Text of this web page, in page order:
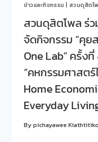
ครั้ง
ที่
430(24)
EP.4
โรงเรียน
การเรือน…
เรื่อง
ผ่าน
รสชาติ
สไตล์
ตก
ข่าวและกิจกรรม สวนดุสิตโ
สวนดุสิตโพล ร่ว
จัดกิจกรรม “คุย
One Lab“ ครั้ง
“คหกรรมศาสตร์
Home
Everyday
Bypichayawee